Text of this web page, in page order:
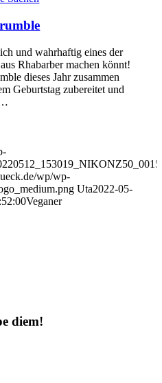
und wahrhaftig eines der
Rhabarber machen könnt!
dieses Jahr zusammen
Geburtstag zubereitet und
wp/wp-
Uta2022-05-
Veganer
diem!